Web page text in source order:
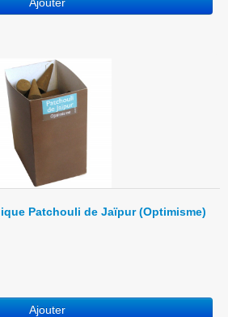
Patchouli de Jaïpur (Optimisme)
Ajouter